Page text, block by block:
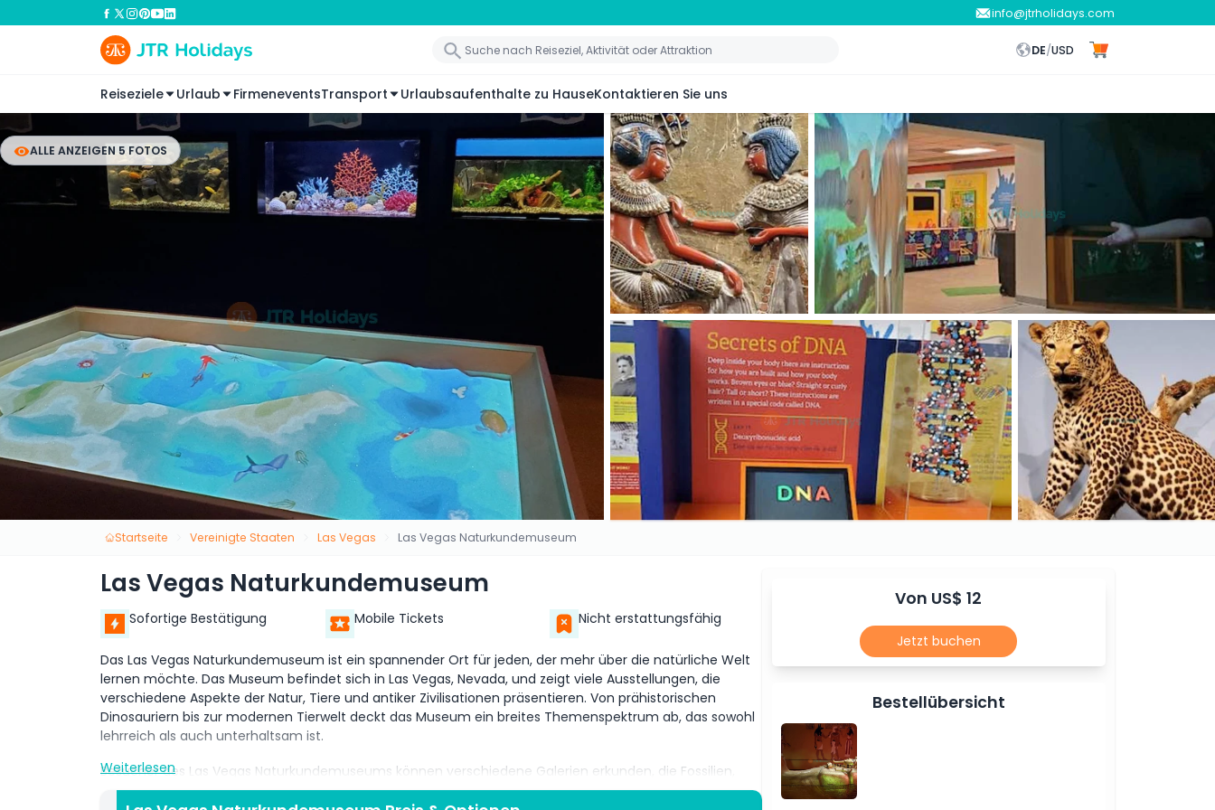
info@jtrholidays.com
DE/USD
Reiseziele Urlaub FirmeneventsTransport Urlaubsaufenthalte zu HauseKontaktieren Sie uns
ALLE ANZEIGEN 5 FOTOS
Startseite Vereinigte Staaten Las Vegas Las Vegas Naturkundemuseum
Las Vegas Naturkundemuseum
Sofortige Bestätigung Mobile Tickets Nicht erstattungsfähig
Das Las Vegas Naturkundemuseum ist ein spannender Ort für jeden, der mehr über die natürliche Welt
lernen möchte. Das Museum befindet sich in Las Vegas, Nevada, und zeigt viele Ausstellungen, die
verschiedene Aspekte der Natur, Tiere und antiker Zivilisationen präsentieren. Von prähistorischen
Dinosauriern bis zur modernen Tierwelt deckt das Museum ein breites Themenspektrum ab, das sowohl
lehrreich als auch unterhaltsam ist.
Besucher des Las Vegas Naturkundemuseums können verschiedene Galerien erkunden, die Fossilien,
lebende Tiere und kulturelle Artefakte ausstellen. Eine beliebte Ausstellung ist die „Dinosaurier-Galerie“,
Weiterlesen
Von US$ 12
Jetzt buchen
Bestellübersicht